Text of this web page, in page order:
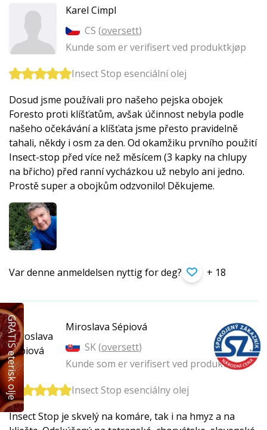
Karel Cimpl
CS (oversett)
Kunde som er verifisert ved produktkjøp
Insect Stop esenciální olej
Dosud jsme používali pro našeho pejska obojek
Foresto proti klíšťatům, avšak účinnost nebyla podle
našeho očekávání a klíšťata jsme přesto pravidelně
tahali, někdy i osm za den. Od okamžiku prvního použití
Insect-stop před více než měsícem (3 kapky na chlupy
na břicho) před ranní vycházkou už nebylo ani jedno.
Prostě super a obojkům odzvonilo! Děkujeme.
Var denne anmeldelsen nyttig for deg? + 18
Miroslava Sépiová
SK (oversett)
Kunde som er verifisert ved produktkjøp
Insect Stop esenciálny olej
Insect Stop je skvelý na komáre, tak i na hmyz a na
GRATIS eterisk olje